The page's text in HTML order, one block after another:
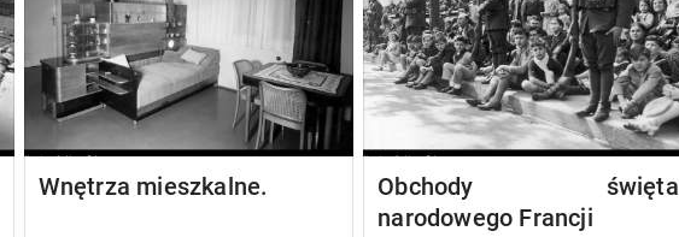
Wnętrza mieszkalne.
Obchody święta
narodowego Francji